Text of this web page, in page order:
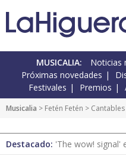
MUSICALIA: Noticias
Próximas novedades
Festivales
Premios
Musicalia > Fetén Fetén > Cantables
Destacado: 'The wow! signal'